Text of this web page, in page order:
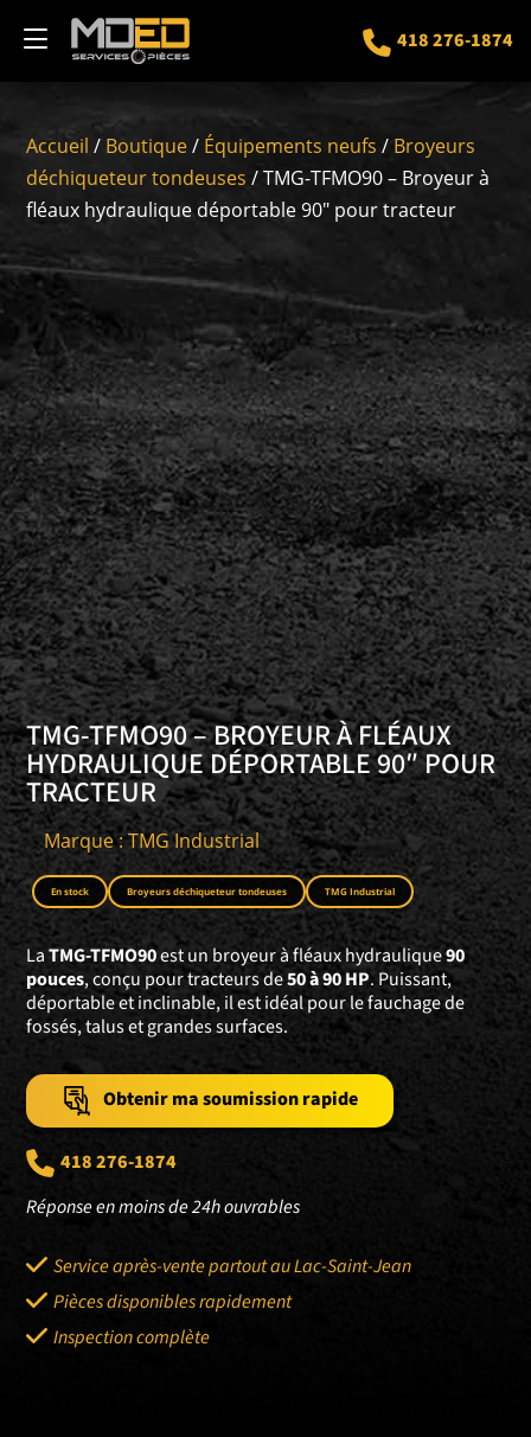
418 276-1874
Accueil / Boutique/ Équipements neufs / Broyeurs
déchiqueteur tondeuses / TMG-TFMO90 – Broyeur à
fléaux hydraulique déportable 90″ pour tracteur
TMG-TFMO90 – BROYEUR À FLÉAUX
HYDRAULIQUE DÉPORTABLE 90″ POUR
TRACTEUR
Marque : TMG Industrial
En stock Broyeurs déchiqueteur tondeuses TMG Industrial
LaTMG-TFMO90est un broyeur à fléaux hydraulique90
pouces, conçu pour tracteurs de50 à 90 HP. Puissant,
déportable et inclinable, il est idéal pour le fauchage de
fossés, talus et grandes surfaces.
Obtenir ma soumission rapide
418 276-1874
Réponse en moins de 24h ouvrables
Service après-vente partout au Lac-Saint-Jean
Pièces disponibles rapidement
Inspection complète